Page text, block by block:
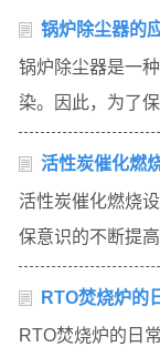
锅炉除尘器的
锅炉除尘器是一
染。因此，为了
活性炭催化燃
活性炭催化燃烧
保意识的不断提
RTO焚烧炉的
RTO焚烧炉的日